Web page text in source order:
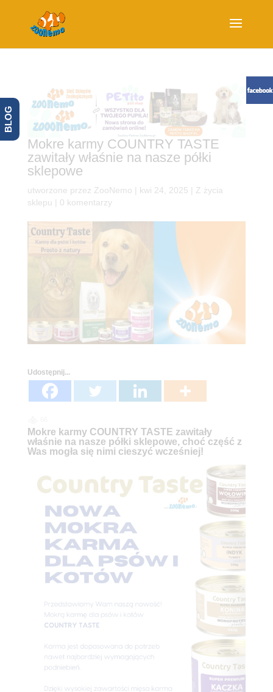
Mokre karmy COUNTRY TASTE
zawitały właśnie na nasze półki
sklepowe
utworzone przez ZooNemo kwi 24, 2025
Z życia
sklepu
0 komentarzy
Udostępnij...
Mokre karmy COUNTRY TASTE zawitały
właśnie na nasze półki sklepowe, choć część z
Was mogła się nimi cieszyć wcześniej!
BLOG